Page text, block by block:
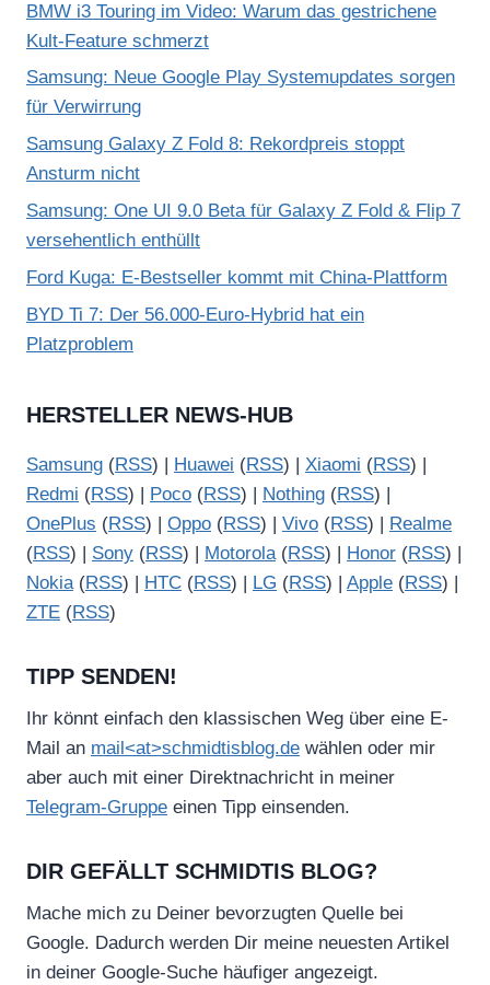
BMW i3 Touring im Video: Warum das gestrichene
Kult-Feature schmerzt
Samsung: Neue Google Play Systemupdates sorgen
für Verwirrung
Samsung Galaxy Z Fold 8: Rekordpreis stoppt
Ansturm nicht
Samsung: One UI 9.0 Beta für Galaxy Z Fold & Flip 7
versehentlich enthüllt
Ford Kuga: E-Bestseller kommt mit China-Plattform
BYD Ti 7: Der 56.000-Euro-Hybrid hat ein
Platzproblem
HERSTELLER NEWS-HUB
Samsung (RSS) | Huawei (RSS) | Xiaomi (RSS) |
Redmi (RSS) | Poco (RSS) | Nothing (RSS) |
OnePlus (RSS) | Oppo (RSS) | Vivo (RSS) |
Realme
(RSS) | Sony (RSS) | Motorola(RSS) | Honor (RSS) |
Nokia(RSS) | HTC (RSS) | LG (RSS) | Apple (RSS) |
ZTE (RSS)
TIPP SENDEN!
Ihr könnt einfach den klassischen Weg über eine E-
Mail an mail<at>schmidtisblog.de wählen oder mir
aber auch mit einer Direktnachricht in meiner
Telegram-Gruppe einen Tipp einsenden.
DIR GEFÄLLT SCHMIDTIS BLOG?
Mache mich zu Deiner bevorzugten Quelle bei
Google. Dadurch werden Dir meine neuesten Artikel
in deiner Google-Suche häufiger angezeigt.